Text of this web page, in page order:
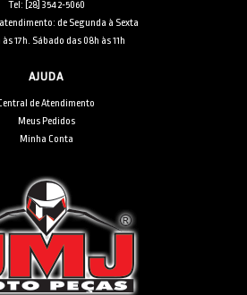
Tel: [28] 3542-5060
de Segunda à Sexta
17h. Sábado das 08h às 11h
AJUDA
de Atendimento
Meus Pedidos
Minha Conta